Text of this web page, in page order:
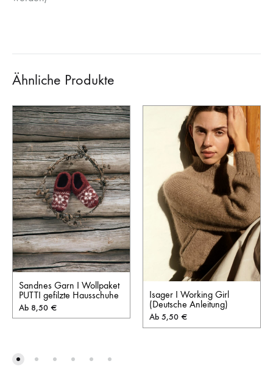
Ähnliche Produkte
Sandnes Garn I Wollpaket
PUTTI gefilzte Hausschuhe
Ab 8,50 €
Isager I Working Girl
(Deutsche Anleitung)
Ab 5,50 €